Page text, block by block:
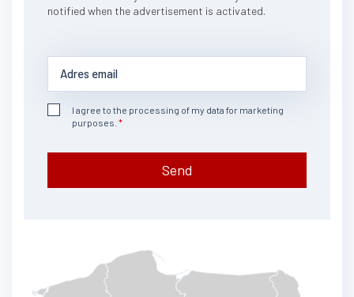
notified when the advertisement is activated.
I agree to the processing of my data for marketing
purposes.
Send